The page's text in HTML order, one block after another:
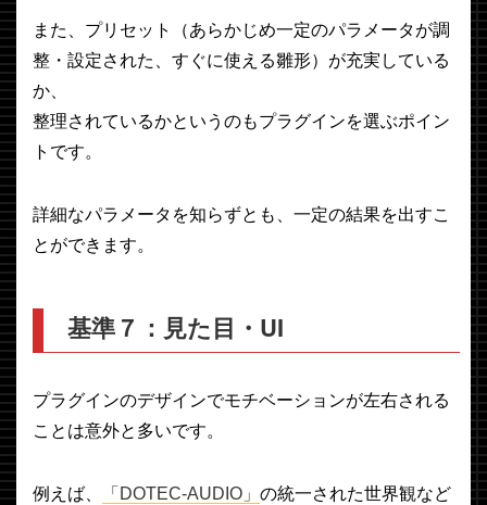
また、プリセット（あらかじめ一定のパラメータが調
整・設定された、すぐに使える雛形）が充実している
か、
整理されているかというのもプラグインを選ぶポイン
トです。
詳細なパラメータを知らずとも、一定の結果を出すこ
とができます。
基準７：見た目・UI
プラグインのデザインでモチベーションが左右される
ことは意外と多いです。
例えば、 「DOTEC-AUDIO」 の統一された世界観など